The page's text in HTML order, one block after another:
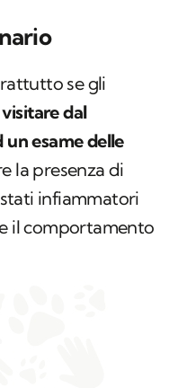
se gli
dal
esame delle
la presenza di
infiammatori
il comportamento